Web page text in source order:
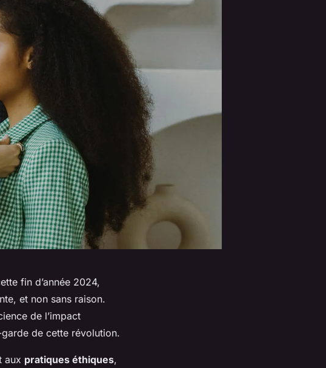
fin d’année 2024,
et non sans raison.
de l’impact
de cette révolution.
aux pratiques éthiques,